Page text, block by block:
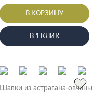
В КОРЗИНУ
В 1 КЛИК
Шапки из астрагана-овчины